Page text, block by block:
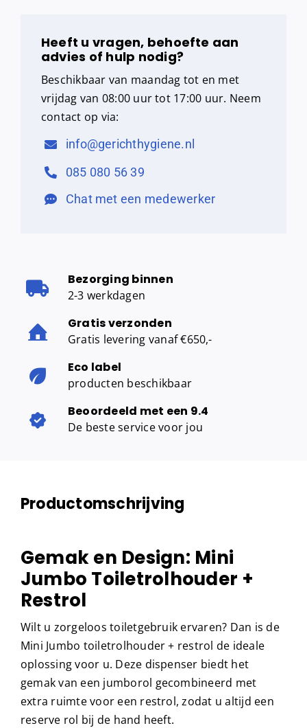
Heeft u vragen, behoefte aan
advies of hulp nodig?
Beschikbaar van maandag tot en met
vrijdag van 08:00 uur tot 17:00 uur. Neem
contact op via:
info@gerichthygiene.nl
085 080 56 39
Chat met een medewerker
Bezorging binnen
2-3 werkdagen
Gratis verzonden
Gratis levering vanaf €650,-
Eco label
producten beschikbaar
Beoordeeld met een 9.4
De beste service voor jou
Productomschrijving
Gemak en Design: Mini
Jumbo Toiletrolhouder +
Restrol
Wilt u zorgeloos toiletgebruik ervaren? Dan is de
Mini Jumbo toiletrolhouder + restrol de ideale
oplossing voor u. Deze dispenser biedt het
gemak van een jumborol gecombineerd met
extra ruimte voor een restrol, zodat u altijd een
reserve rol bij de hand heeft.